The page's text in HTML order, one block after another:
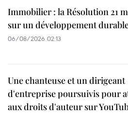
Immobilier : la Résolution 21
sur un développement
06/08/2026 02:13
Une chanteuse et un dirigeant
d'entreprise poursuivis pour
aux droits d'auteur sur